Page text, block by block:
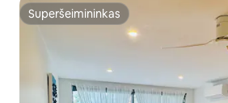
Superšeimininkas
Superšeimininkas